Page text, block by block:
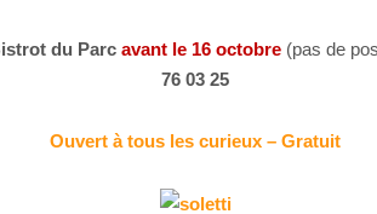
du Parc avant le 16 octobre (pas de
76 03 25
Ouvert à tous les curieux – Gratuit